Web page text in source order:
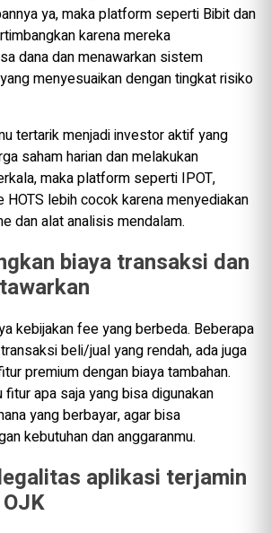
ya, maka platform seperti Bibit dan
karena mereka
dana dan menawarkan sistem
menyesuaikan dengan tingkat risiko
tertarik menjadi investor aktif yang
saham harian dan melakukan
maka platform seperti IPOT,
HOTS lebih cocok karena menyediakan
dan alat analisis mendalam.
biaya transaksi dan
kebijakan fee yang berbeda. Beberapa
beli/jual yang rendah, ada juga
premium dengan biaya tambahan.
fitur apa saja yang bisa digunakan
yang berbayar, agar bisa
kebutuhan dan anggaranmu.
aplikasi terjamin